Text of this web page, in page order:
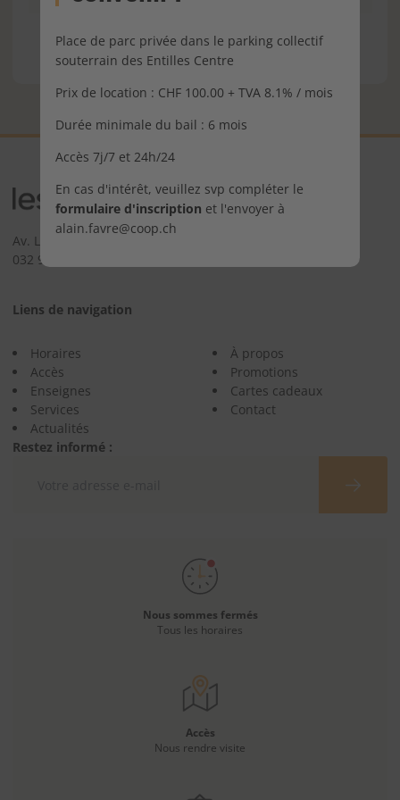
Nouvel-an
Av. Léopold-Robert 151 - 2300 La Chaux-de-Fonds
032 925 32 80
Liens de navigation
Horaires
Accès
Enseignes
Services
Actualités
À propos
Promotions
Cartes cadeaux
Contact
Restez informé :
Nous sommes fermés
Tous les horaires
Accès
Nous rendre visite
Place de parc privée dans le parking collectif
souterrain des Entilles Centre
Prix de location : CHF 100.00 + TVA 8.1% / mois
Durée minimale du bail : 6 mois
Accès 7j/7 et 24h/24
En cas d'intérêt, veuillez svp compléter le
formulaire d'inscription et l'envoyer à
alain.favre@coop.ch